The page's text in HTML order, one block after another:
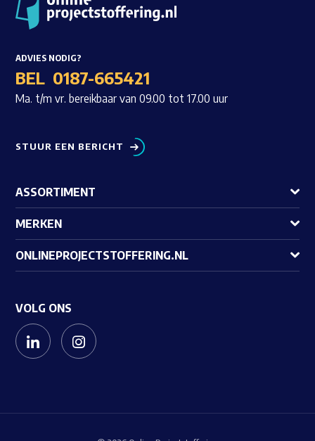
ADVIES NODIG?
BEL 0187-665421
Ma. t/m vr. bereikbaar van 09.00 tot 17.00 uur
STUUR EEN BERICHT
ASSORTIMENT
MERKEN
ONLINEPROJECTSTOFFERING.NL
VOLG ONS